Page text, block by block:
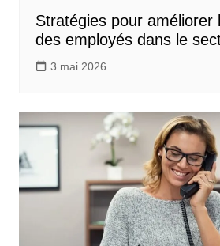
Stratégies pour améliorer
des employés dans le
3 mai 2026